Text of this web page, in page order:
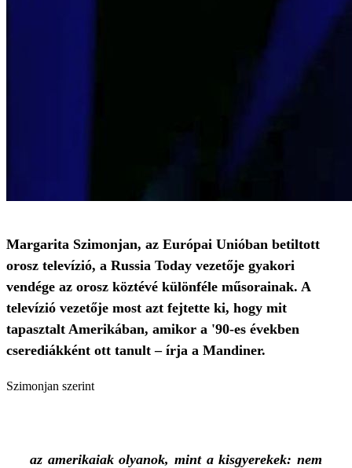
Margarita Szimonjan, az Európai Unióban betiltott
orosz televízió, a Russia Today vezetője gyakori
vendége az orosz köztévé különféle műsorainak. A
televízió vezetője most azt fejtette ki, hogy mit
tapasztalt Amerikában, amikor a '90-es években
cserediákként ott tanult – írja a Mandiner.
Szimonjan szerint
az amerikaiak olyanok, mint a kisgyerekek: nem